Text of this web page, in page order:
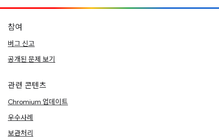
참여
버그 신고
공개된 문제 보기
관련 콘텐츠
Chromium 업데이트
우수사례
보관처리